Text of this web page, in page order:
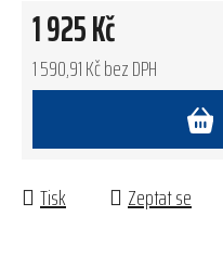
1 925 Kč
1 590,91 Kč bez DPH
Tisk Zeptat se